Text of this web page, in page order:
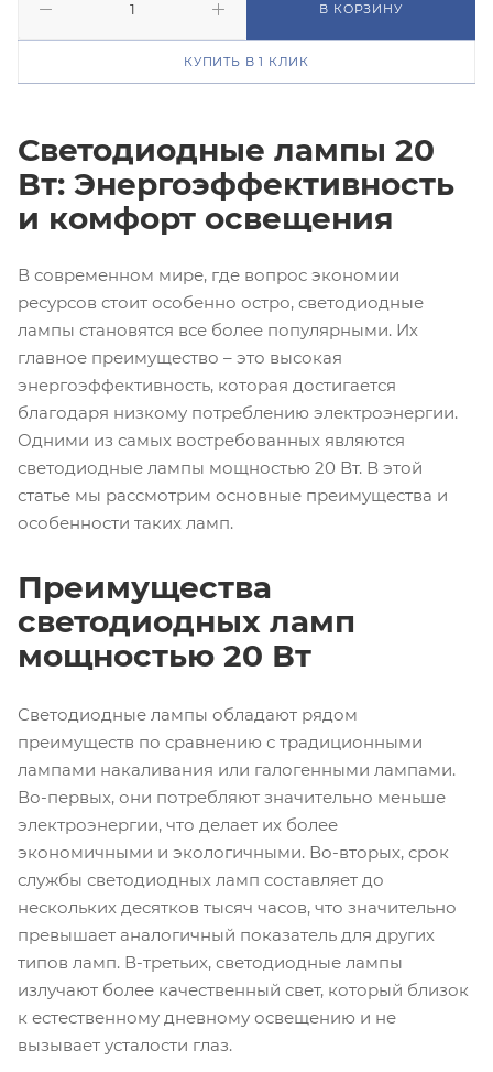
В КОРЗИНУ
КУПИТЬ В 1 КЛИК
Светодиодные лампы 20
Вт: Энергоэффективность
и комфорт освещения
В современном мире, где вопрос экономии
ресурсов стоит особенно остро, светодиодные
лампы становятся все более популярными. Их
главное преимущество – это высокая
энергоэффективность, которая достигается
благодаря низкому потреблению электроэнергии.
Одними из самых востребованных являются
светодиодные лампы мощностью 20 Вт. В этой
статье мы рассмотрим основные преимущества и
особенности таких ламп.
Преимущества
светодиодных ламп
мощностью 20 Вт
Светодиодные лампы обладают рядом
преимуществ по сравнению с традиционными
лампами накаливания или галогенными лампами.
Во-первых, они потребляют значительно меньше
электроэнергии, что делает их более
экономичными и экологичными. Во-вторых, срок
службы светодиодных ламп составляет до
нескольких десятков тысяч часов, что значительно
превышает аналогичный показатель для других
типов ламп. В-третьих, светодиодные лампы
излучают более качественный свет, который близок
к естественному дневному освещению и не
вызывает усталости глаз.